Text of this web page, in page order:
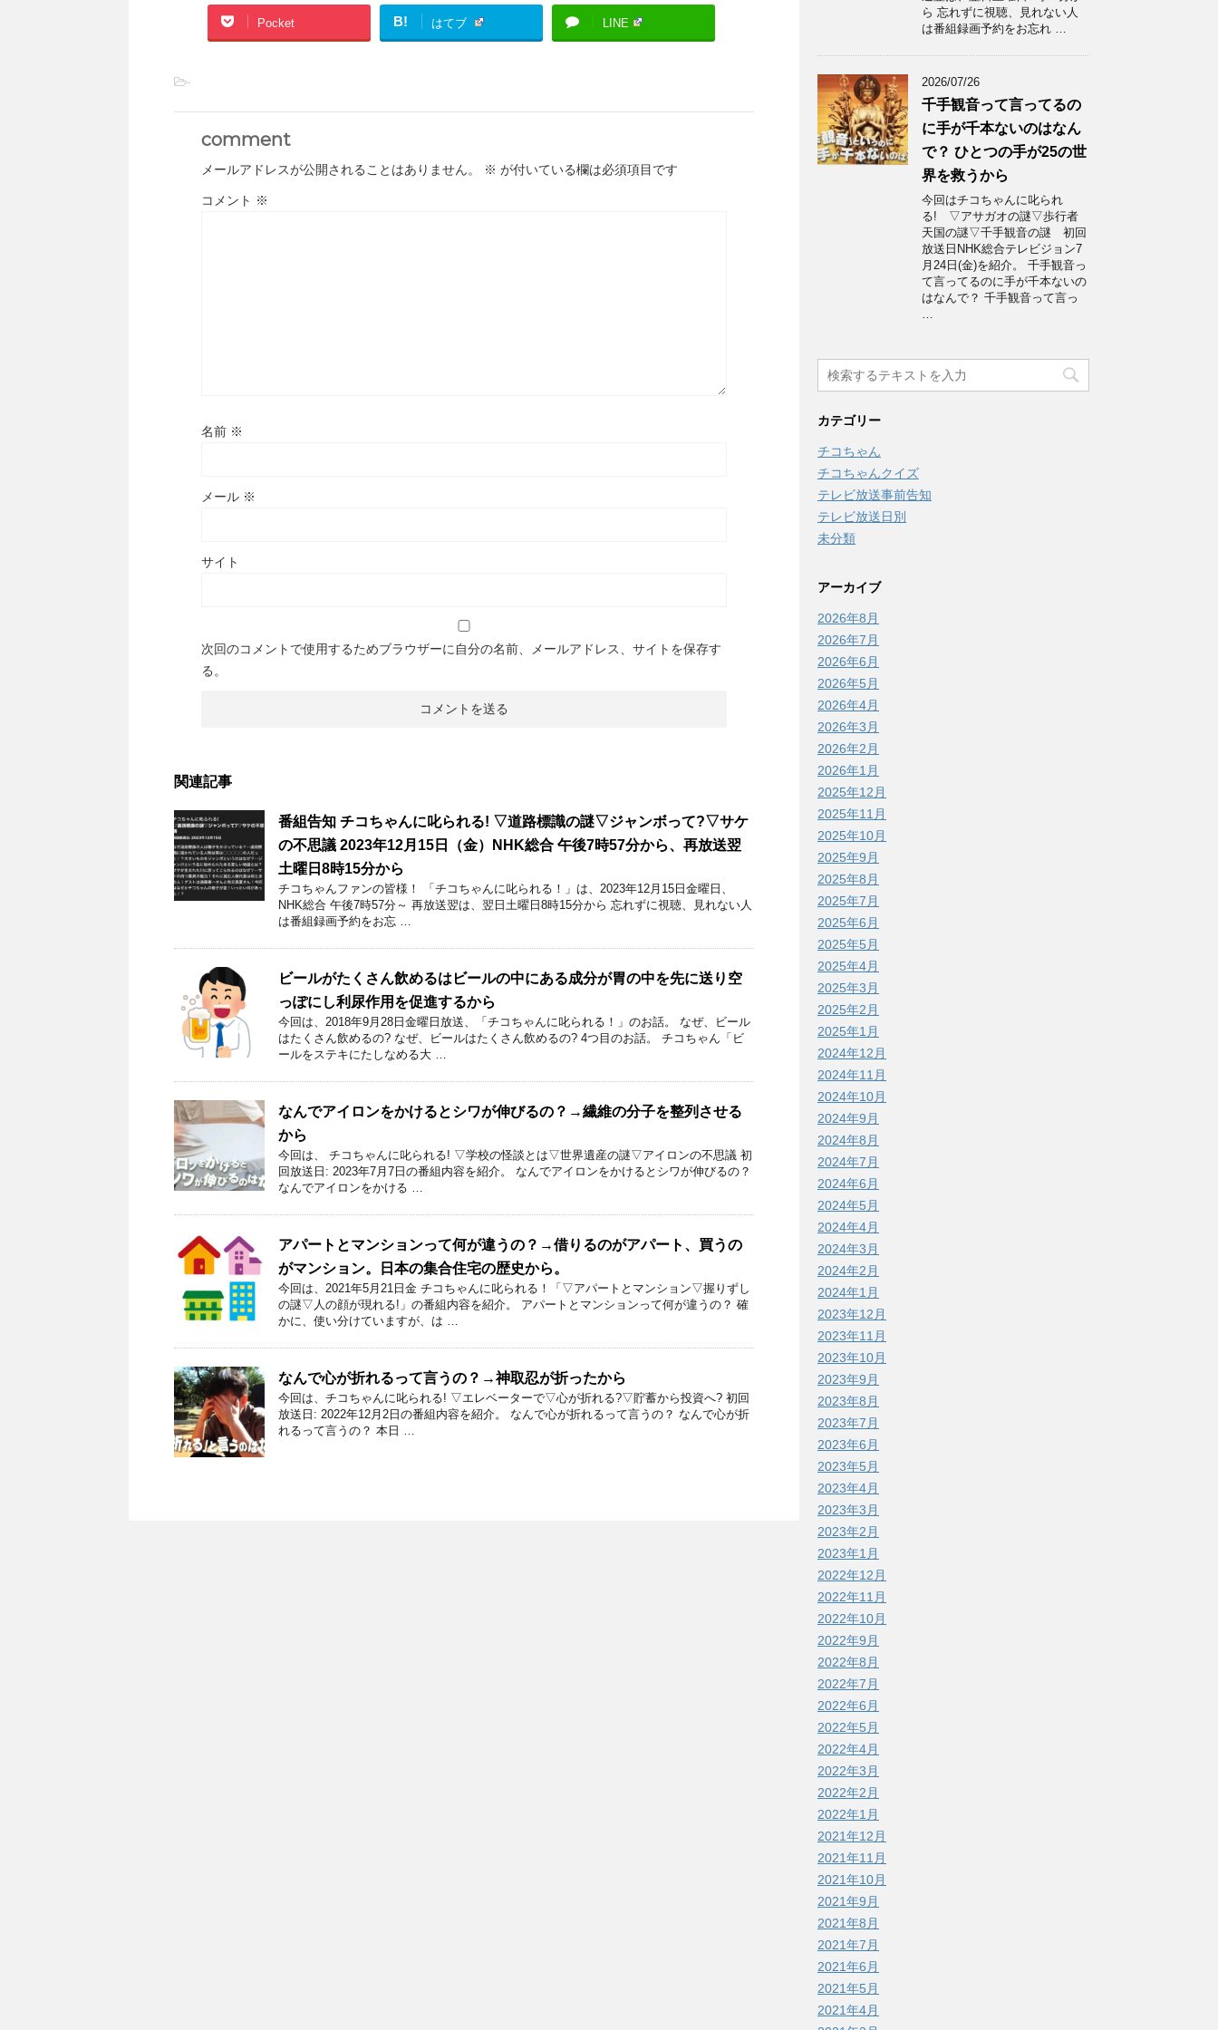
Pocket B! はてブ LINE
-
comment
メールアドレスが公開されることはありません。 ※ が付いている欄は必須項目です
コメント ※
名前 ※
メール ※
サイト
次回のコメントで使用するためブラウザーに自分の名前、メールアドレス、サイトを保存す
る。
関連記事
番組告知 チコちゃんに叱られる! ▽道路標識の謎▽ジャンボって?▽サケ
の不思議 2023年12月15日（金）NHK総合 午後7時57分から、再放送翌
土曜日8時15分から
チコちゃんファンの皆様！ 「チコちゃんに叱られる！」​は、2023年12月15日金曜日、
NHK総合 午後7時57分～ 再放送翌は、翌日土曜日8時15分から 忘れずに視聴、見れない人
は番組録画予約をお忘 …
ビールがたくさん飲めるはビールの中にある成分が胃の中を先に送り空
っぽにし利尿作用を促進するから
今回は、2018年9月28日金曜日放送、「チコちゃんに叱られる！」のお話。 なぜ、ビール
はたくさん飲めるの? なぜ、ビールはたくさん飲めるの? 4つ目のお話。 チコちゃん「ビ
ールをステキにたしなめる大 …
なんでアイロンをかけるとシワが伸びるの？→繊維の分子を整列させる
から
今回は、 チコちゃんに叱られる! ▽学校の怪談とは▽世界遺産の謎▽アイロンの不思議 初
回放送日: 2023年7月7日の番組内容を紹介。 なんでアイロンをかけるとシワが伸びるの？
なんでアイロンをかける …
アパートとマンションって何が違うの？→借りるのがアパート、買うの
がマンション。日本の集合住宅の歴史から。
今回は、2021年5月21日金 チコちゃんに叱られる！「▽アパートとマンション▽握りずし
の謎▽人の顔が現れる!」の番組内容を紹介。 アパートとマンションって何が違うの？ 確
かに、使い分けていますが、は …
なんで心が折れるって言うの？→神取忍が折ったから
今回は、チコちゃんに叱られる! ▽エレベーターで▽心が折れる?▽貯蓄から投資へ? 初回
放送日: 2022年12月2日の番組内容を紹介。 なんで心が折れるって言うの？ なんで心が折
れるって言うの？ 本日 …
ら 忘れずに視聴、見れない人
は番組録画予約をお忘れ …
2026/07/26
千手観音って言ってるの
に手が千本ないのはなん
で？ ひとつの手が25の世
界を救うから
今回はチコちゃんに叱られ
る! ▽アサガオの謎▽歩行者
天国の謎▽千手観音の謎 初回
放送日NHK総合テレビジョン7
月24日(金)を紹介。 千手観音っ
て言ってるのに手が千本ないの
はなんで？ 千手観音って言っ
…
カテゴリー
チコちゃん
チコちゃんクイズ
テレビ放送事前告知
テレビ放送日別
未分類
アーカイブ
2026年8月
2026年7月
2026年6月
2026年5月
2026年4月
2026年3月
2026年2月
2026年1月
2025年12月
2025年11月
2025年10月
2025年9月
2025年8月
2025年7月
2025年6月
2025年5月
2025年4月
2025年3月
2025年2月
2025年1月
2024年12月
2024年11月
2024年10月
2024年9月
2024年8月
2024年7月
2024年6月
2024年5月
2024年4月
2024年3月
2024年2月
2024年1月
2023年12月
2023年11月
2023年10月
2023年9月
2023年8月
2023年7月
2023年6月
2023年5月
2023年4月
2023年3月
2023年2月
2023年1月
2022年12月
2022年11月
2022年10月
2022年9月
2022年8月
2022年7月
2022年6月
2022年5月
2022年4月
2022年3月
2022年2月
2022年1月
2021年12月
2021年11月
2021年10月
2021年9月
2021年8月
2021年7月
2021年6月
2021年5月
2021年4月